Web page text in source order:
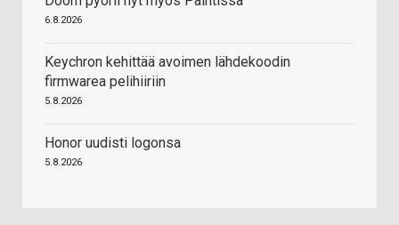
6.8.2026
Keychron kehittää avoimen lähdekoodin
firmwarea pelihiiriin
5.8.2026
Honor uudisti logonsa
5.8.2026